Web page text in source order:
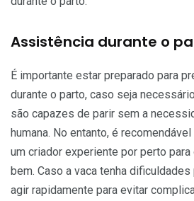
Assistência durante o
É importante estar preparado para
durante o parto, caso seja
são capazes de parir sem a
humana. No entanto, é
um criador experiente por perto
bem. Caso a vaca tenha dificuldades
agir rapidamente para evitar